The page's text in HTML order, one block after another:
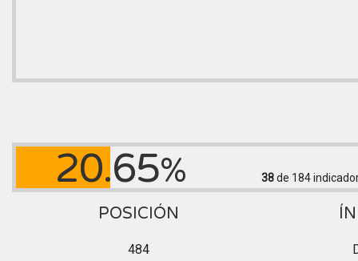
20.65% 38de 184
POSICIÓN
484